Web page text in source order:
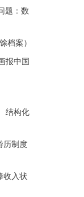
题：数
档案）
报中国
结构化
历制度
收入状